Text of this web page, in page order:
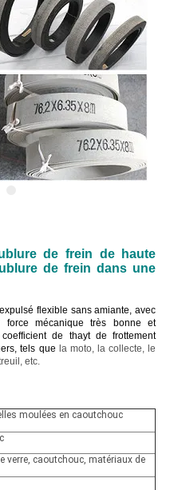
de frein de haute
de frein dans une
flexible sans amiante, avec
force mécanique très bonne et
de thayt de frottement
tels que la moto, la collecte, le
etc.
moulées en caoutchouc
verre, caoutchouc, matériaux de